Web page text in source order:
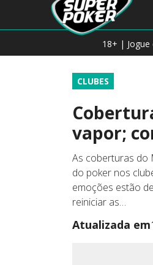
18+ |
CLUBES
vapor;
As coberturas do
do poker nos
emoções estão
reiniciar as…
Atualizada em